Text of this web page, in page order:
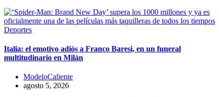
Deportes
Italia: el emotivo adiós a Franco Baresi, en un funeral
multitudinario en Milán
ModeloCaliente
agosto 5, 2026